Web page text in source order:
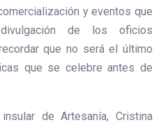
y eventos que
de los oficios
que no será el último
que se celebre antes de
de Artesanía, Cristina